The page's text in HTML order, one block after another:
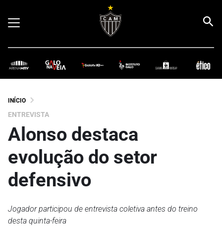
INÍCIO
ENTREVISTA
Alonso destaca
evolução do setor
defensivo
Jogador participou de entrevista coletiva antes do treino
desta quinta-feira